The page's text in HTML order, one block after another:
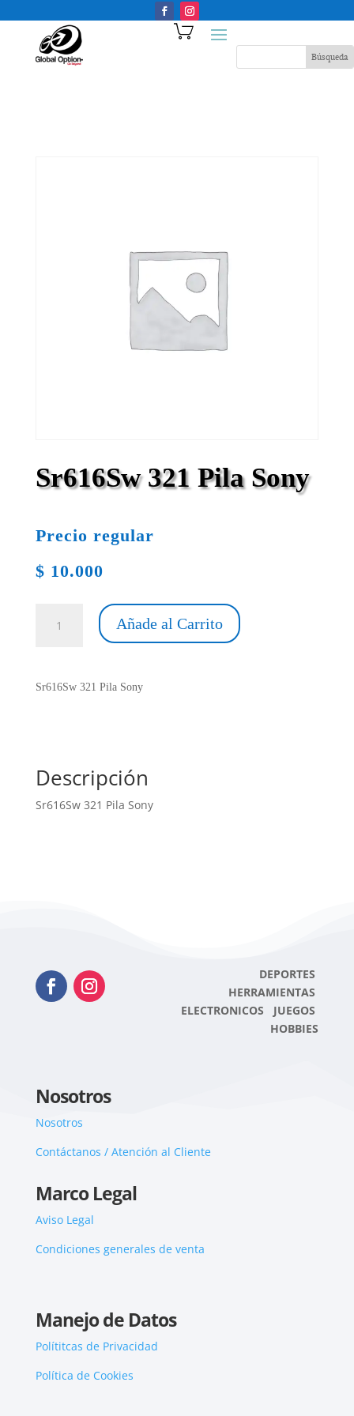
Sr616Sw 321 Pila Sony
Precio regular
$ 10.000
cantidad
Añade al Carrito
Sr616Sw 321 Pila Sony
Descripción
Sr616Sw 321 Pila Sony
DEPORTES
HERRAMIENTAS
ELECTRONICOS JUEGOS
HOBBIES
Nosotros
Nosotros
Contáctanos / Atención al Cliente
Marco Legal
Aviso Legal
Condiciones generales de venta
Manejo de Datos
Polítitcas de Privacidad
Política de Cookies